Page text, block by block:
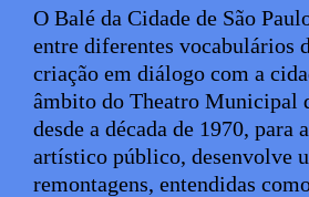
Texto biografia autores
O Balé da Cidade de São
entre diferentes vocabulários
criação em diálogo com a
âmbito do Theatro Municipal
desde a década de 1970, para
artístico público, desenvolve
remontagens, entendidas